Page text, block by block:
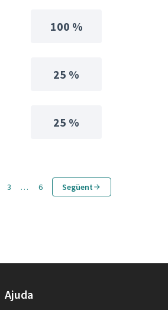
100 %
25 %
25 %
3 … 6 Següent
Ajuda